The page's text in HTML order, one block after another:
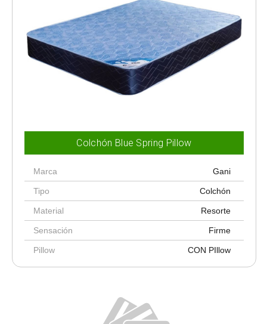
Colchón Blue Spring Pillow
Marca Gani
Tipo Colchón
Material Resorte
Sensación Firme
Pillow CON PIllow